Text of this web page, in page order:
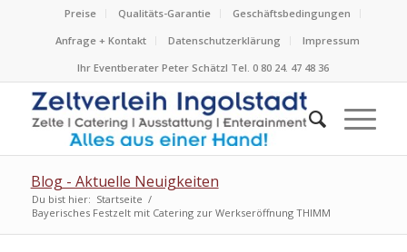
Preise Qualitäts-Garantie
Geschäftsbedingungen
Anfrage + Kontakt
Datenschutzerklärung
Impressum
Ihr Eventberater Peter Schätzl Tel. 0 80 24. 47 48 36
Blog - Aktuelle Neuigkeiten
Du bist hier: Startseite /
Bayerisches Festzelt mit Catering zur Werkseröffnung THIMM